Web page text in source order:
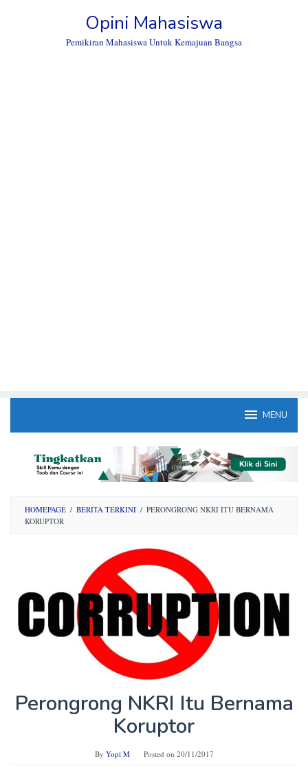
Opini Mahasiswa
Pemikiran Mahasiswa Untuk Kemajuan Bangsa
MENU
HOMEPAGE / BERITA TERKINI / PERONGRONG NKRI ITU BERNAMA
KORUPTOR
Perongrong NKRI Itu Bernama
Koruptor
By Yopi M Posted on 20/11/2017